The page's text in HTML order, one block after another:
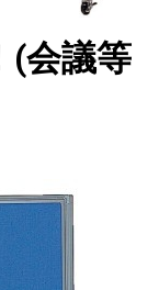
(会議等